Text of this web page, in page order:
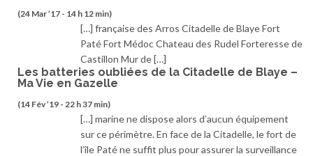
(24 Mar ’17 - 14 h 12 min)
[…] française des Arros Citadelle de Blaye Fort
Paté Fort Médoc Chateau des Rudel Forteresse de
Castillon Mur de […]
Les batteries oubliées de la Citadelle de Blaye –
Ma Vie en Gazelle
(14 Fév ’19 - 22 h 37 min)
[…] marine ne dispose alors d’aucun équipement
sur ce périmètre. En face de la Citadelle, le fort de
l’île Paté ne suffit plus pour assurer la surveillance